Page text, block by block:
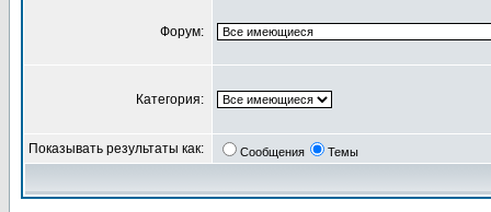
Форум:
Категория:
Показывать результаты как: Сообщения Темы